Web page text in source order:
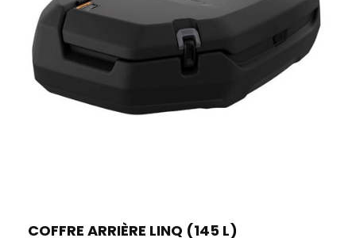
COFFRE ARRIÈRE LINQ (145 L)